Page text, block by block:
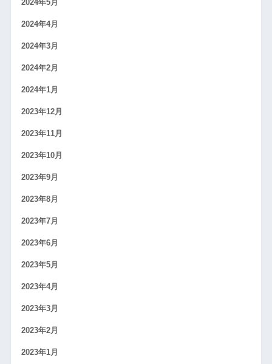
2024年5月
2024年4月
2024年3月
2024年2月
2024年1月
2023年12月
2023年11月
2023年10月
2023年9月
2023年8月
2023年7月
2023年6月
2023年5月
2023年4月
2023年3月
2023年2月
2023年1月